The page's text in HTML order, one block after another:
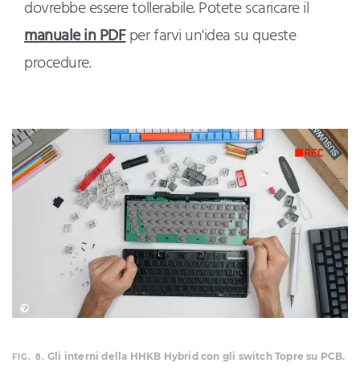
dovrebbe essere tollerabile. Potete scaricare il
manuale in PDFper farvi un'idea su queste
procedure.
FIG. 8. Gli interni della HHKB Hybrid con gli switch Topre su PCB.